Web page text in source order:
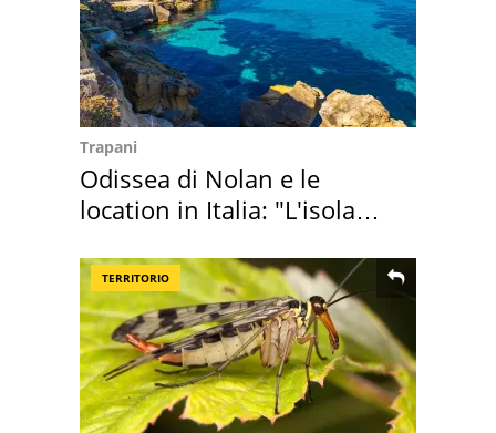
Trapani
Odissea di Nolan e le
location in Italia: "L'isola
TERRITORIO